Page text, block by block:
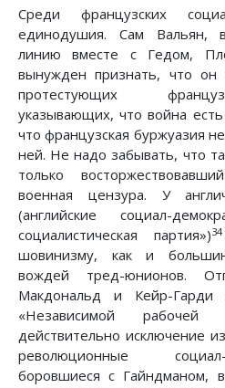
Среди французских
единодушия. Сам Вальян,
линию вместе с Гедом,
вынужден признать, что он
протестующих
указывающих, что война есть
что французская буржуазия
ней. Не надо забывать, что
только
военная цензура. У
(английские социал-
социалистическая партия»)34
шовинизму, как и
вождей тред-юнионов.
Макдональд и Кейр-Гарди
«Независимой рабочей
действительно исключение
революционные
боровшиеся с Гайндманом,